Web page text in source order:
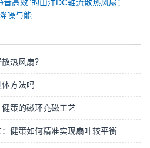
音高效”的山洋DC轴流散热风扇：
噪与能
热风扇？
方法吗
策的磁环充磁工艺
健策如何精准实现扇叶较平衡